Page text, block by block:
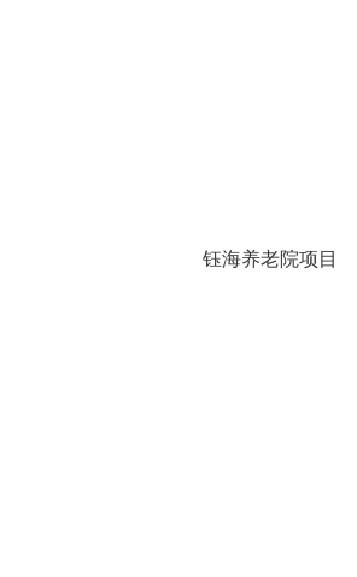
钰海养老院项目